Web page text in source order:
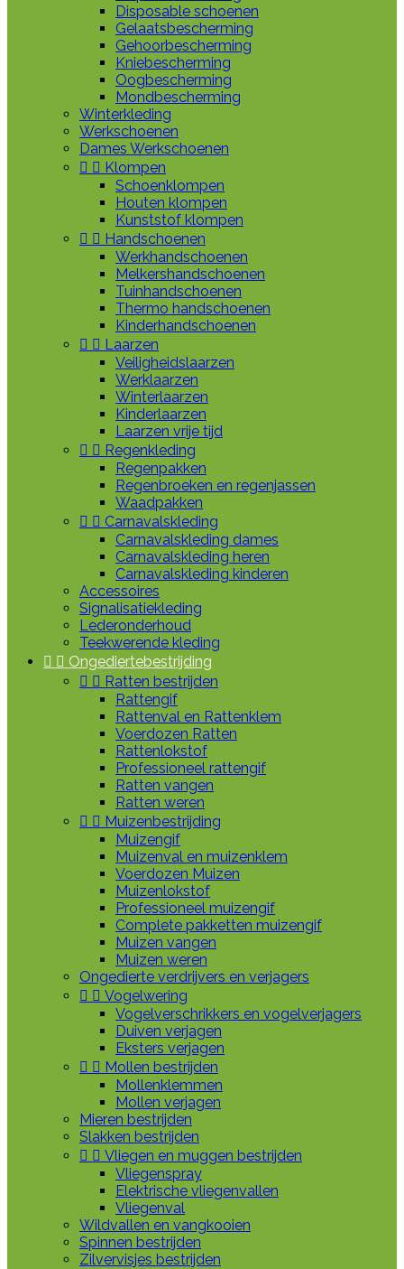
Disposable schoenen
Gelaatsbescherming
Gehoorbescherming
Kniebescherming
Oogbescherming
Mondbescherming
Winterkleding
Werkschoenen
Dames Werkschoenen
  Klompen
Schoenklompen
Houten klompen
Kunststof klompen
  Handschoenen
Werkhandschoenen
Melkershandschoenen
Tuinhandschoenen
Thermo handschoenen
Kinderhandschoenen
  Laarzen
Veiligheidslaarzen
Werklaarzen
Winterlaarzen
Kinderlaarzen
Laarzen vrije tijd
  Regenkleding
Regenpakken
Regenbroeken en regenjassen
Waadpakken
  Carnavalskleding
Carnavalskleding dames
Carnavalskleding heren
Carnavalskleding kinderen
Accessoires
Signalisatiekleding
Lederonderhoud
Teekwerende kleding
  Ongediertebestrijding
  Ratten bestrijden
Rattengif
Rattenval en Rattenklem
Voerdozen Ratten
Rattenlokstof
Professioneel rattengif
Ratten vangen
Ratten weren
  Muizenbestrijding
Muizengif
Muizenval en muizenklem
Voerdozen Muizen
Muizenlokstof
Professioneel muizengif
Complete pakketten muizengif
Muizen vangen
Muizen weren
Ongedierte verdrijvers en verjagers
  Vogelwering
Vogelverschrikkers en vogelverjagers
Duiven verjagen
Eksters verjagen
  Mollen bestrijden
Mollenklemmen
Mollen verjagen
Mieren bestrijden
Slakken bestrijden
  Vliegen en muggen bestrijden
Vliegenspray
Elektrische vliegenvallen
Vliegenval
Wildvallen en vangkooien
Spinnen bestrijden
Zilvervisjes bestrijden